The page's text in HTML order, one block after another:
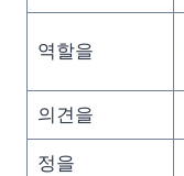
역할을
의견을
정을